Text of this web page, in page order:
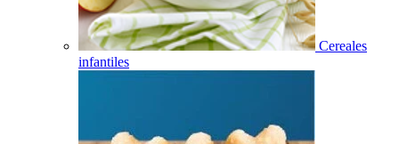
Cereales
infantiles